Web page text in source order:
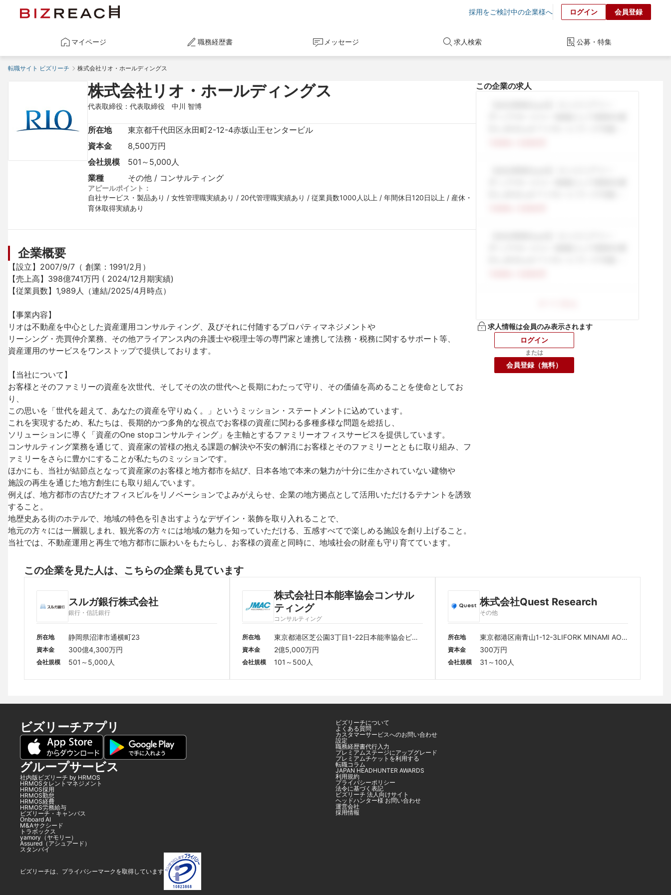
採用をご検討中の企業様へ ログイン 会員登録
マイページ 職務経歴書 メッセージ 求人検索 公募・特集
転職サイト ビズリーチ 株式会社リオ・ホールディングス
株式会社リオ・ホールディングス
代表取締役：代表取締役　中川 智博
所在地
東京都千代田区永田町2-12-4赤坂山王センタービル
資本金
8,500万円
会社規模
501～5,000人
業種
その他 / コンサルティング
アピールポイント：
自社サービス・製品あり / 女性管理職実績あり / 20代管理職実績あり / 従業員数1000人以上 / 年間休日120日以上 / 産休・
育休取得実績あり
企業概要
【設立】2007/9/7（ 創業：1991/2月）
【売上高】398億741万円 ( 2024/12月期実績)
【従業員数】1,989人（連結/2025/4月時点）
【事業内容】
リオは不動産を中心とした資産運用コンサルティング、及びそれに付随するプロパティマネジメントや
リーシング・売買仲介業務、その他アライアンス内の弁護士や税理士等の専門家と連携して法務・税務に関するサポート等、
資産運用のサービスをワンストップで提供しております。
【当社について】
お客様とそのファミリーの資産を次世代、そしてその次の世代へと長期にわたって守り、その価値を高めることを使命としてお
り、
この思いを「世代を超えて、あなたの資産を守りぬく。」というミッション・ステートメントに込めています。
これを実現するため、私たちは、長期的かつ多角的な視点でお客様の資産に関わる多種多様な問題を総括し、
ソリューションに導く「資産のOne stopコンサルティング」を主軸とするファミリーオフィスサービスを提供しています。
コンサルティング業務を通じて、資産家の皆様の抱える課題の解決や不安の解消にお客様とそのファミリーとともに取り組み、フ
ァミリーをさらに豊かにすることが私たちのミッションです。
ほかにも、当社が結節点となって資産家のお客様と地方都市を結び、日本各地で本来の魅力が十分に生かされていない建物や
施設の再生を通じた地方創生にも取り組んでいます。
例えば、地方都市の古びたオフィスビルをリノベーションでよみがえらせ、企業の地方拠点として活用いただけるテナントを誘致
すること。
地歴史ある街のホテルで、地域の特色を引き出すようなデザイン・装飾を取り入れることで、
地元の方々には一層親しまれ、観光客の方々には地域の魅力を知っていただける、五感すべてで楽しめる施設を創り上げること。
当社では、不動産運用と再生で地方都市に賑わいをもたらし、お客様の資産と同時に、地域社会の財産も守り育てています。
この企業の求人
求人情報は会員のみ表示されます
ログイン
または
会員登録（無料）
この企業を見た人は、こちらの企業も見ています
スルガ銀行株式会社
銀行・信託銀行
所在地 静岡県沼津市通横町23
資本金 300億4,300万円
会社規模 501～5,000人
株式会社日本能率協会コンサル
ティング
コンサルティング
所在地
東京都港区芝公園3丁目1-22日本能率協会ビル
７階
資本金 2億5,000万円
会社規模 101～500人
株式会社Quest Research
その他
所在地
東京都港区南青山1-12-3LIFORK MINAMI AOY
AMA N205
資本金 300万円
会社規模 31～100人
ビズリーチアプリ
グループサービス
社内版ビズリーチ by HRMOS
HRMOSタレントマネジメント
HRMOS採用
HRMOS勤怠
HRMOS経費
HRMOS労務給与
ビズリーチ・キャンパス
Onboard AI
M&Aサクシード
トラボックス
yamory（ヤモリー）
Assured（アシュアード）
スタンバイ
ビズリーチについて
よくある質問
カスタマーサービスへのお問い合わせ
設定
職務経歴書代行入力
プレミアムステージにアップグレード
プレミアムチケットを利用する
転職コラム
JAPAN HEADHUNTER AWARDS
利用規約
プライバシーポリシー
法令に基づく表記
ビズリーチ 法人向けサイト
ヘッドハンター様 お問い合わせ
運営会社
採用情報
ビズリーチは、プライバシーマークを取得しています